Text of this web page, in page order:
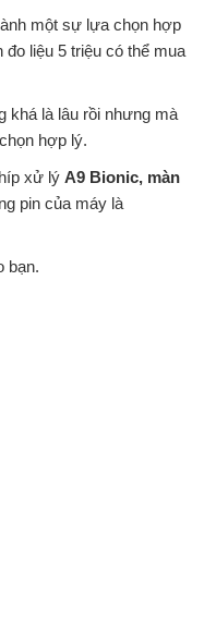
một sự lựa chọn hợp
liệu 5 triệu có thể mua
khá là lâu rồi nhưng mà
hợp lý.
xử lý A9 Bionic, màn
pin của máy là
bạn.